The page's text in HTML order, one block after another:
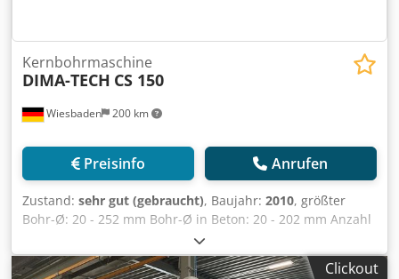
Wiesbaden 200 km
Kernbohrmaschine
DIMA-TECH CS 150
Preisinfo Anrufen
Zustand: sehr gut (gebraucht), Baujahr: 2010, größter
Bohr-Ø: 20 - 252 mm Bohr-Ø in Beton: 20 - 202 mm Anzahl
der Gänge: 3 elektr. Anschluß: 220 V, 2300 W
Chodpfxeznvrpo Aglja Gewicht: 7,4 kg
Clickout